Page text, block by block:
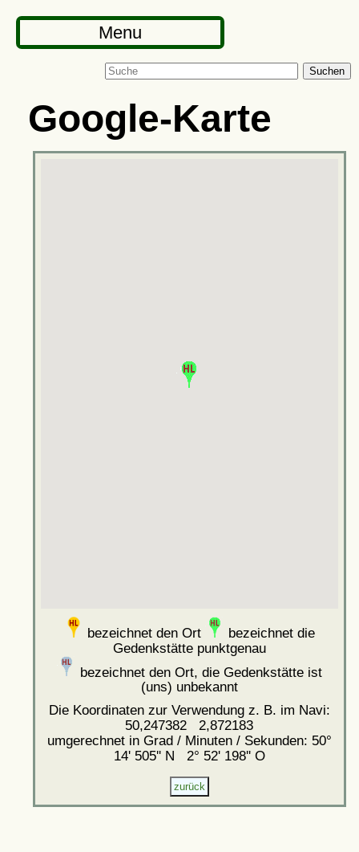
Menu
Suchen
Google-Karte
bezeichnet den Ort
bezeichnet die
Gedenkstätte punktgenau
bezeichnet den Ort, die Gedenkstätte ist
(uns) unbekannt
Die Koordinaten zur Verwendung z. B. im Navi:
50,247382 2,872183
umgerechnet in Grad / Minuten / Sekunden: 50°
14' 505'' N 2° 52' 198'' O